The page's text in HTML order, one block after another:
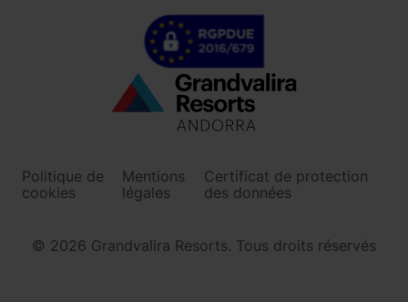
© 2026 Grandvalira Resorts. Tous droits réservés
-
ordinoarcalis.com
Certificat de protection
des données
Politique de
cookies
Mentions
légales